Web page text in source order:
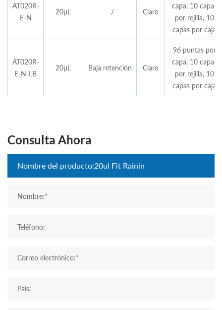
AT020R-
E-N
20μL / Claro
capa, 10 capas
por rejilla, 10
capas por caja
AT020R-
E-N-LB
20μL Baja retención Claro
96 puntas por
capa, 10 capas
por rejilla, 10
capas por caja
Consulta Ahora